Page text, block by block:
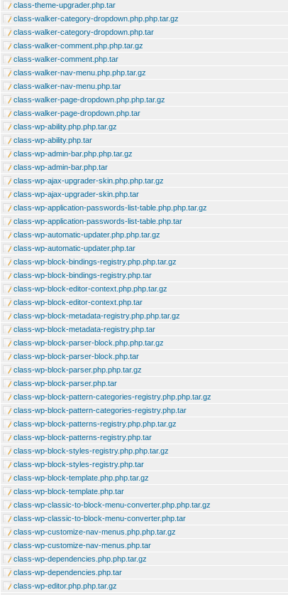
class-theme-upgrader.php.tar
class-walker-category-dropdown.php.php.tar.gz
class-walker-category-dropdown.php.tar
class-walker-comment.php.php.tar.gz
class-walker-comment.php.tar
class-walker-nav-menu.php.php.tar.gz
class-walker-nav-menu.php.tar
class-walker-page-dropdown.php.php.tar.gz
class-walker-page-dropdown.php.tar
class-wp-ability.php.php.tar.gz
class-wp-ability.php.tar
class-wp-admin-bar.php.php.tar.gz
class-wp-admin-bar.php.tar
class-wp-ajax-upgrader-skin.php.php.tar.gz
class-wp-ajax-upgrader-skin.php.tar
class-wp-application-passwords-list-table.php.php.tar.gz
class-wp-application-passwords-list-table.php.tar
class-wp-automatic-updater.php.php.tar.gz
class-wp-automatic-updater.php.tar
class-wp-block-bindings-registry.php.php.tar.gz
class-wp-block-bindings-registry.php.tar
class-wp-block-editor-context.php.php.tar.gz
class-wp-block-editor-context.php.tar
class-wp-block-metadata-registry.php.php.tar.gz
class-wp-block-metadata-registry.php.tar
class-wp-block-parser-block.php.php.tar.gz
class-wp-block-parser-block.php.tar
class-wp-block-parser.php.php.tar.gz
class-wp-block-parser.php.tar
class-wp-block-pattern-categories-registry.php.php.tar.gz
class-wp-block-pattern-categories-registry.php.tar
class-wp-block-patterns-registry.php.php.tar.gz
class-wp-block-patterns-registry.php.tar
class-wp-block-styles-registry.php.php.tar.gz
class-wp-block-styles-registry.php.tar
class-wp-block-template.php.php.tar.gz
class-wp-block-template.php.tar
class-wp-classic-to-block-menu-converter.php.php.tar.gz
class-wp-classic-to-block-menu-converter.php.tar
class-wp-customize-nav-menus.php.php.tar.gz
class-wp-customize-nav-menus.php.tar
class-wp-dependencies.php.php.tar.gz
class-wp-dependencies.php.tar
class-wp-editor.php.php.tar.gz